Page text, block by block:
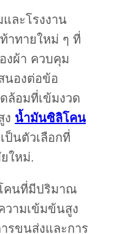
ละโรงงาน
าทายใหม่ ๆ ที่
งผ้า ควบคุม
นองต่อข้อ
ล้อมที่เข้มงวด
ง น้ำมันซิลิโคน
ป็นตัวเลือกที่
ใหม่.
คนที่มีปริมาณ
ามเข้มข้นสูง
รขนส่งและการ